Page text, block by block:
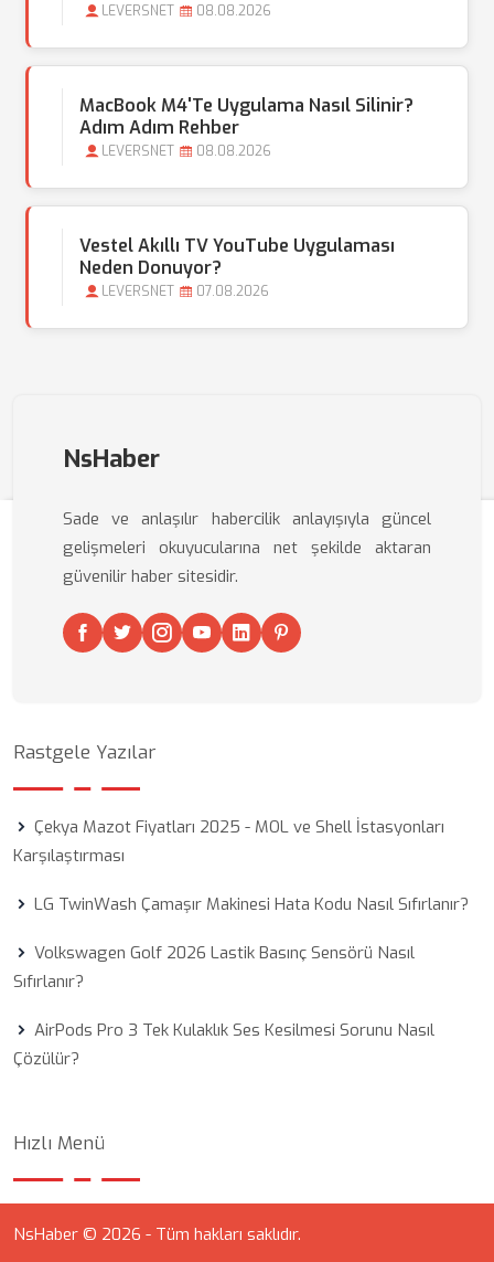
LEVERSNET 08.08.2026
MacBook M4'te Uygulama Nasıl Silinir?
Adım Adım Rehber
LEVERSNET 08.08.2026
Vestel Akıllı TV YouTube Uygulaması
Neden Donuyor?
LEVERSNET 07.08.2026
NsHaber
Sade ve anlaşılır habercilik anlayışıyla güncel
gelişmeleri okuyucularına net şekilde aktaran
güvenilir haber sitesidir.
Rastgele Yazılar
Çekya Mazot Fiyatları 2025 - MOL ve Shell İstasyonları
Karşılaştırması
LG TwinWash Çamaşır Makinesi Hata Kodu Nasıl Sıfırlanır?
Volkswagen Golf 2026 Lastik Basınç Sensörü Nasıl
Sıfırlanır?
AirPods Pro 3 Tek Kulaklık Ses Kesilmesi Sorunu Nasıl
Çözülür?
Hızlı Menü
NsHaber © 2026 - Tüm hakları saklıdır.